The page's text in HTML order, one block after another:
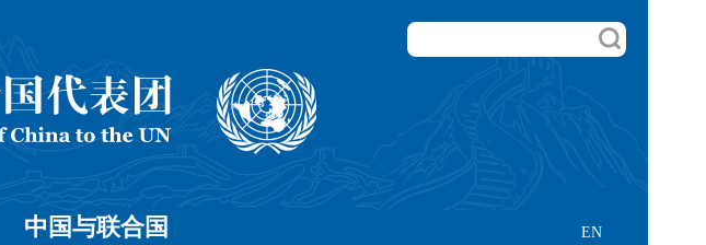
EN
中国与联合国